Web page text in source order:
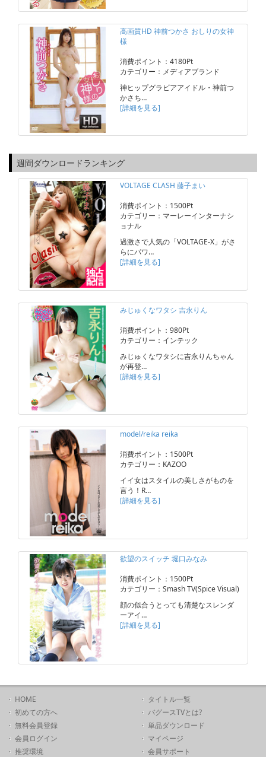
高画質HD 神前つかさ おしりの女神
様
消費ポイント：4180Pt
カテゴリー：メディアブランド
神ヒップグラビアアイドル・神前つ
かさち…
[詳細を見る]
週間ダウンロードランキング
VOLTAGE CLASH 藤子まい
消費ポイント：1500Pt
カテゴリー：マーレーインターナシ
ョナル
過激さで人気の「VOLTAGE-X」がさ
らにパワ…
[詳細を見る]
みじゅくなワタシ 吉永りん
消費ポイント：980Pt
カテゴリー：インテック
みじゅくなワタシに吉永りんちゃん
が再登…
[詳細を見る]
model/reika reika
消費ポイント：1500Pt
カテゴリー：KAZOO
イイ女はスタイルの美しさがものを
言う！R…
[詳細を見る]
欲望のスイッチ 堀口みなみ
消費ポイント：1500Pt
カテゴリー：Smash TV(Spice Visual)
顔の似合うとっても清楚なスレンダ
ーアイ…
[詳細を見る]
HOME
初めての方へ
無料会員登録
会員ログイン
推奨環境
タイトル一覧
バグースTVとは?
単品ダウンロード
マイページ
会員サポート